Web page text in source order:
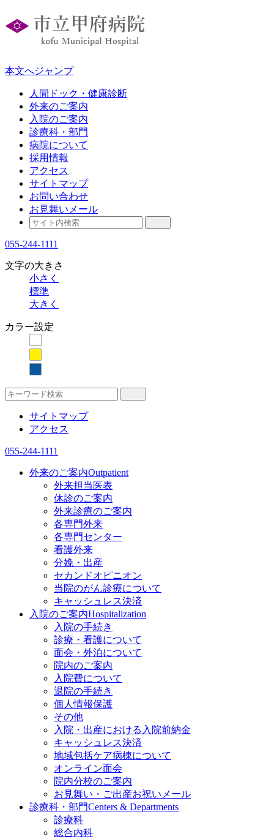
本文へジャンプ
人間ドック・健康診断
外来のご案内
入院のご案内
診療科・部門
病院について
採用情報
アクセス
サイトマップ
お問い合わせ
お見舞いメール
055-244-1111
文字の大きさ
小さく
標準
大きく
カラー設定
サイトマップ
アクセス
055-244-1111
外来のご案内Outpatient
外来担当医表
休診のご案内
外来診療のご案内
各専門外来
各専門センター
看護外来
分娩・出産
セカンドオピニオン
当院のがん診療について
キャッシュレス決済
入院のご案内Hospitalization
入院の手続き
診療・看護について
面会・外泊について
院内のご案内
入院費について
退院の手続き
個人情報保護
その他
入院・出産における入院前納金
キャッシュレス決済
地域包括ケア病棟について
オンライン面会
院内分校のご案内
お見舞い・ご出産お祝いメール
診療科・部門Centers & Departments
診療科
総合内科